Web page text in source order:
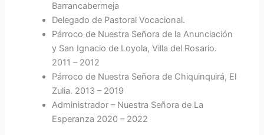
Barrancabermeja
Delegado de Pastoral Vocacional.
Párroco de Nuestra Señora de la Anunciación
y San Ignacio de Loyola, Villa del Rosario.
2011 – 2012
Párroco de Nuestra Señora de Chiquinquirá, El
Zulia. 2013 – 2019
Administrador – Nuestra Señora de La
Esperanza 2020 – 2022